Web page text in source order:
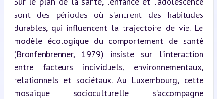
sont des périodes où s’ancrent des habitudes
durables, qui influencent la trajectoire de vie. Le
modèle écologique du comportement de santé
(Bronfenbrenner, 1979) insiste sur l’interaction
entre facteurs individuels, environnementaux,
relationnels et sociétaux. Au Luxembourg, cette
mosaïque socioculturelle s’accompagne